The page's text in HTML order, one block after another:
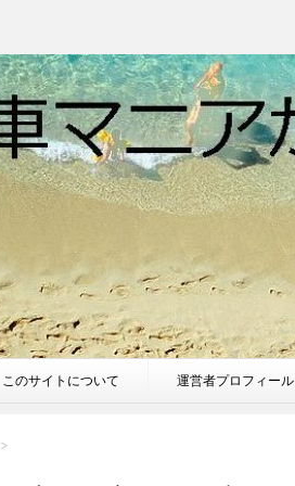
このサイトについて 運営者プロフィール
>